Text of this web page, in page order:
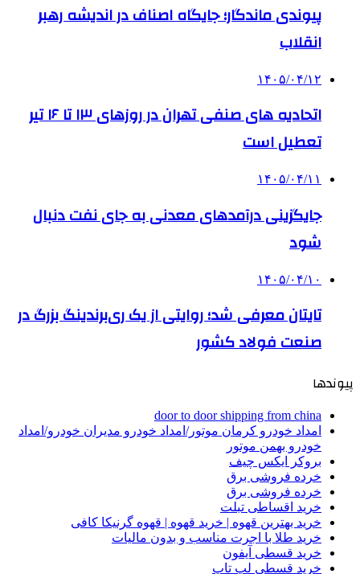
پیوندی ماندگار؛ جایگاه اصناف در اندیشه رهبر
انقلاب
۱۴۰۵/۰۴/۱۲
اتحادیه های صنفی تهران در روزهای ۱۳ تا ۱۶ تیر
تعطیل است
۱۴۰۵/۰۴/۱۱
جایگزینی درآمدهای معدنی به جای نفت دنبال
شود
۱۴۰۵/۰۴/۱۰
تایتان معرفی شد؛ روایتی از یک ری‌برندینگ بزرگ در
صنعت فولاد کشور
پیوندها
door to door shipping from china
امداد خودرو کرمان موتور/امداد خودرو مدیران خودرو/امداد
خودرو بهمن موتور
بروکر ایکس چیف
خرده فروشی برق
خرده فروشی برق
خرید اقساطی تبلت
خرید بهترین قهوه | خرید قهوه | قهوه گرنیکا کافی
خرید طلا با اجرت مناسب و بدون مالیات
خرید قسطی آیفون
خرید قسطی لپ تاپ